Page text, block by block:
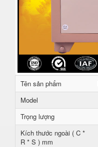
Tên sản phẩm
Model
Trọng lượng
Kích thước ngoài ( C *
R * S ) mm